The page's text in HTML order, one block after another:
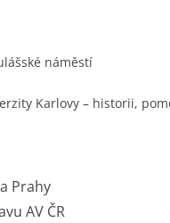
náměstí
Karlovy – historii,
Prahy
AV ČR